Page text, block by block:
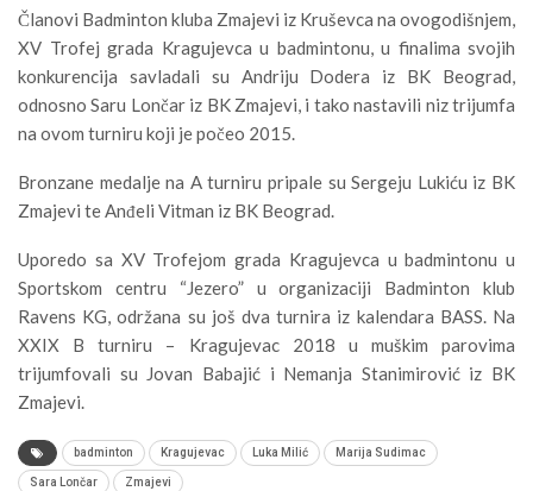
Članovi Badminton kluba Zmajevi iz Kruševca na ovogodišnjem,
XV Trofej grada Kragujevca u badmintonu, u finalima svojih
konkurencija savladali su Andriju Dodera iz BK Beograd,
odnosno Saru Lončar iz BK Zmajevi, i tako nastavili niz trijumfa
na ovom turniru koji je počeo 2015.
Bronzane medalje na A turniru pripale su Sergeju Lukiću iz BK
Zmajevi te Anđeli Vitman iz BK Beograd.
Uporedo sa XV Trofejom grada Kragujevca u badmintonu u
Sportskom centru “Jezero” u organizaciji Badminton klub
Ravens KG, održana su još dva turnira iz kalendara BASS. Na
XXIX B turniru – Kragujevac 2018 u muškim parovima
trijumfovali su Jovan Babajić i Nemanja Stanimirović iz BK
Zmajevi.
badminton Kragujevac Luka Milić Marija Sudimac
Sara Lončar Zmajevi